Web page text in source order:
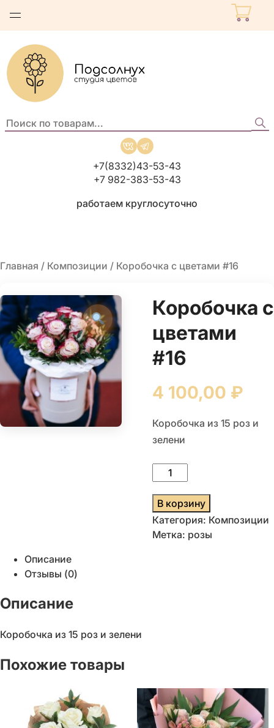
Поиск
+7(8332)43-53-43
+7 982-383-53-43
работаем круглосуточно
Главная / Композиции / Коробочка с цветами #16
Коробочка с
цветами
#16
4 100,00 ₽
Коробочка из 15 роз и
зелени
Количество
товара
Коробочка
с
цветами
В корзину
Категория: Композиции
Метка: розы
Описание
Отзывы (0)
Описание
Коробочка из 15 роз и зелени
Похожие товары